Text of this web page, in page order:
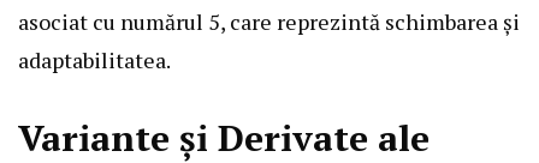
asociat cu numărul 5, care reprezintă schimbarea și
adaptabilitatea.
Variante și Derivate ale